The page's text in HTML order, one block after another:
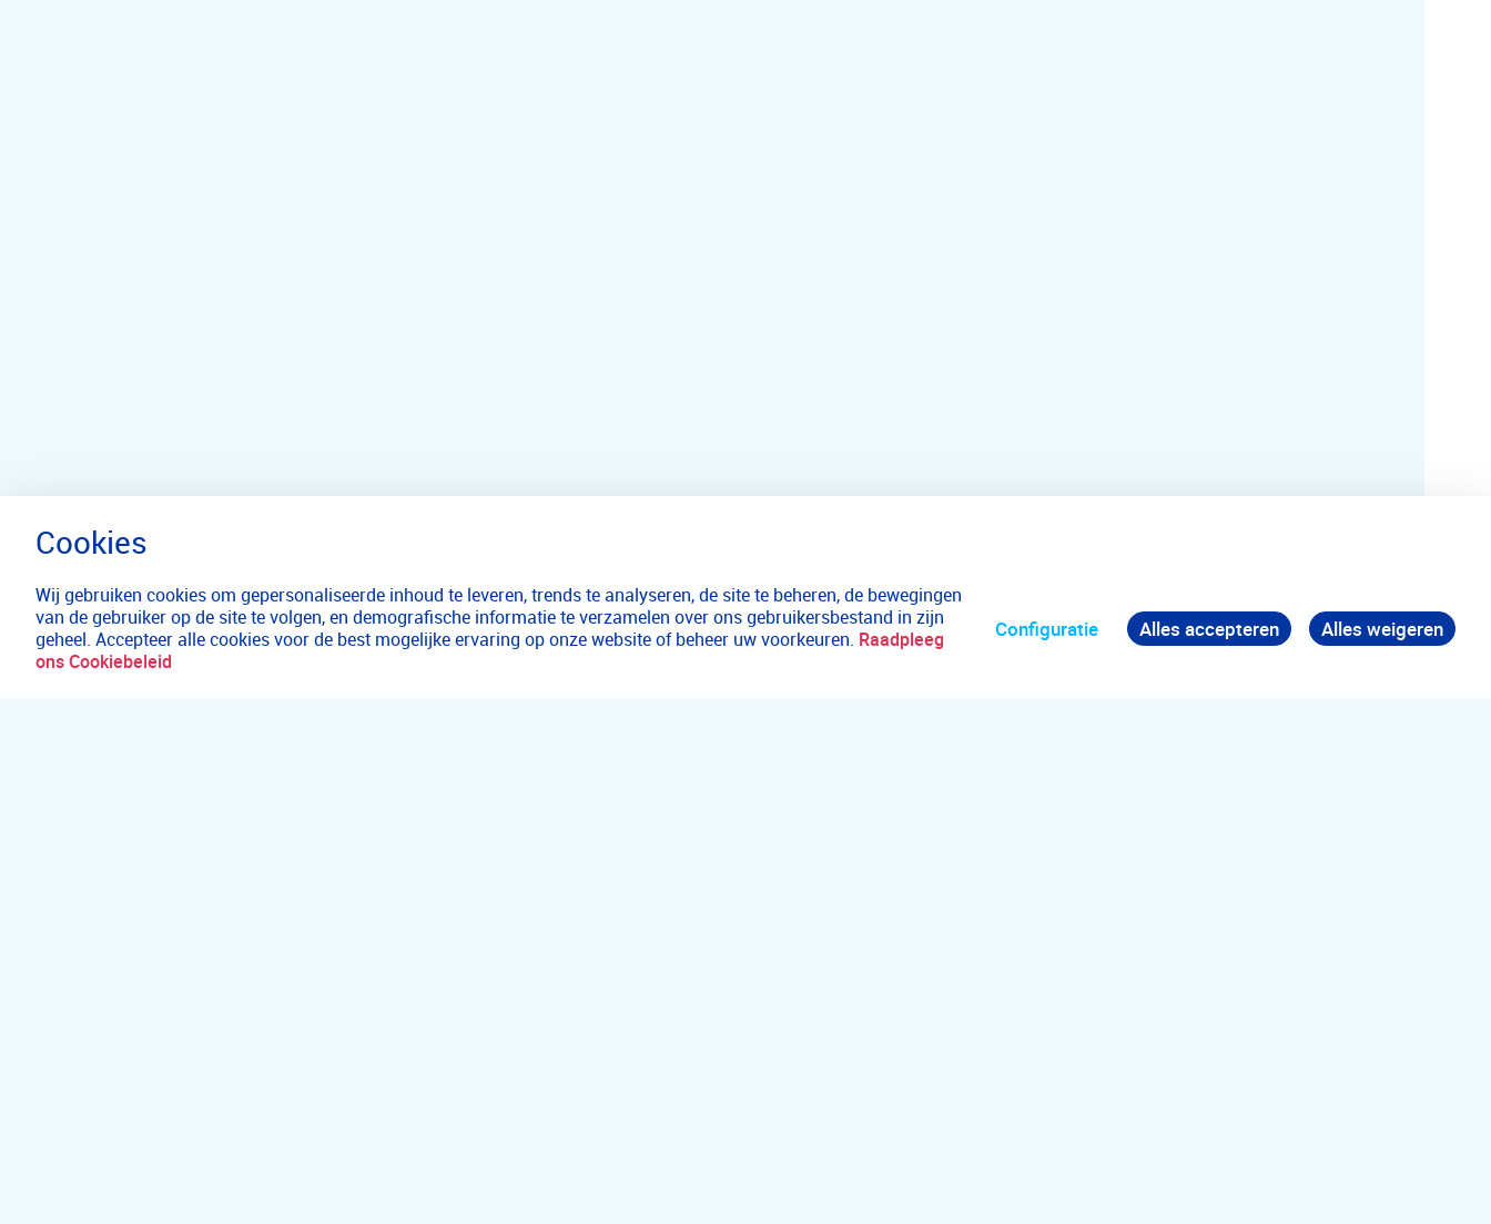
Wij gebruiken cookies om gepersonaliseerde inhoud te leveren, trends te analyseren, de site te beheren, de bewegingen
van de gebruiker op de site te volgen, en demografische informatie te verzamelen over ons gebruikersbestand in zijn
geheel. Accepteer alle cookies voor de best mogelijke ervaring op onze website of beheer uw voorkeuren. Raadpleeg
ons Cookiebeleid
Configuratie Alles accepteren Alles weigeren